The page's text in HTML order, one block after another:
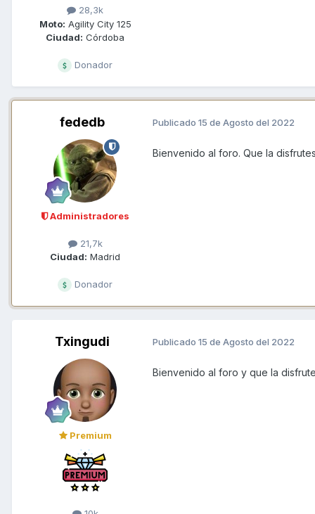
28,3k
Moto: Agility City 125
Ciudad: Córdoba
Donador
fededb
Administradores
21,7k
Ciudad: Madrid
Donador
Publicado 15 de Agosto del 2022
Bienvenido al foro. Que la
Txingudi
Premium
Publicado 15 de Agosto del 2022
Bienvenido al foro y que la